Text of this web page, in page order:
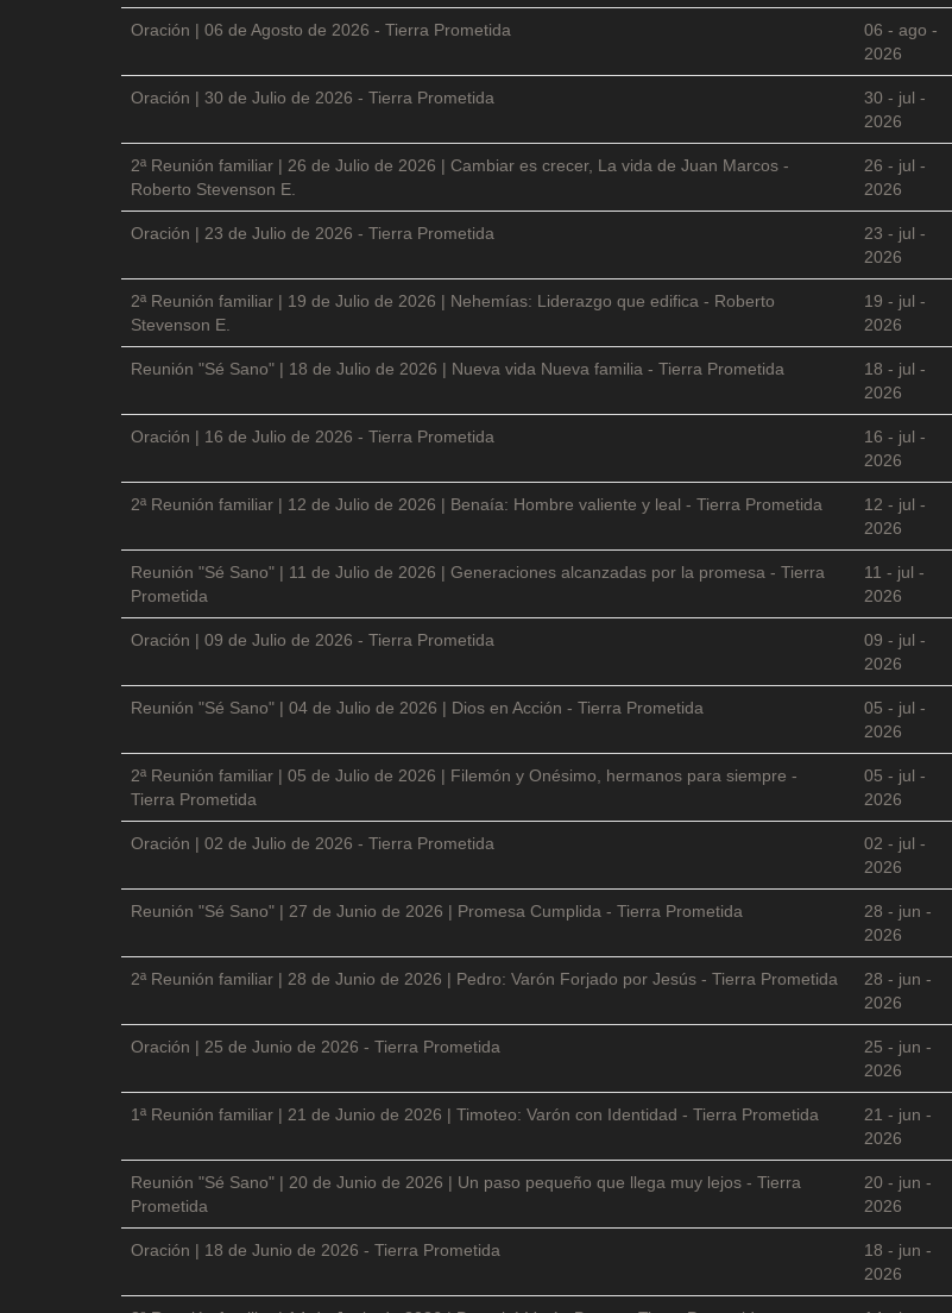
Oración | 06 de Agosto de 2026 - Tierra Prometida
06 - ago -
2026
Oración | 30 de Julio de 2026 - Tierra Prometida
30 - jul -
2026
2ª Reunión familiar | 26 de Julio de 2026 | Cambiar es crecer, La vida de Juan Marcos -
Roberto Stevenson E.
26 - jul -
2026
Oración | 23 de Julio de 2026 - Tierra Prometida
23 - jul -
2026
2ª Reunión familiar | 19 de Julio de 2026 | Nehemías: Liderazgo que edifica - Roberto
Stevenson E.
19 - jul -
2026
Reunión "Sé Sano" | 18 de Julio de 2026 | Nueva vida Nueva familia - Tierra Prometida
18 - jul -
2026
Oración | 16 de Julio de 2026 - Tierra Prometida
16 - jul -
2026
2ª Reunión familiar | 12 de Julio de 2026 | Benaía: Hombre valiente y leal - Tierra Prometida
12 - jul -
2026
Reunión "Sé Sano" | 11 de Julio de 2026 | Generaciones alcanzadas por la promesa - Tierra
Prometida
11 - jul -
2026
Oración | 09 de Julio de 2026 - Tierra Prometida
09 - jul -
2026
Reunión "Sé Sano" | 04 de Julio de 2026 | Dios en Acción - Tierra Prometida
05 - jul -
2026
2ª Reunión familiar | 05 de Julio de 2026 | Filemón y Onésimo, hermanos para siempre -
Tierra Prometida
05 - jul -
2026
Oración | 02 de Julio de 2026 - Tierra Prometida
02 - jul -
2026
Reunión "Sé Sano" | 27 de Junio de 2026 | Promesa Cumplida - Tierra Prometida
28 - jun -
2026
2ª Reunión familiar | 28 de Junio de 2026 | Pedro: Varón Forjado por Jesús - Tierra Prometida
28 - jun -
2026
Oración | 25 de Junio de 2026 - Tierra Prometida
25 - jun -
2026
1ª Reunión familiar | 21 de Junio de 2026 | Timoteo: Varón con Identidad - Tierra Prometida
21 - jun -
2026
Reunión "Sé Sano" | 20 de Junio de 2026 | Un paso pequeño que llega muy lejos - Tierra
Prometida
20 - jun -
2026
Oración | 18 de Junio de 2026 - Tierra Prometida
18 - jun -
2026